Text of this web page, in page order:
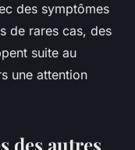
des symptômes
de rares cas, des
suite au
une attention
des autres